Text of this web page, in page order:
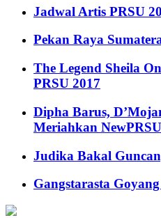
Jadwal Artis PRSU
Pekan Raya
The Legend Sheila
PRSU 2017
Dipha Barus,
Meriahkan
Judika Bakal
Gangstarasta